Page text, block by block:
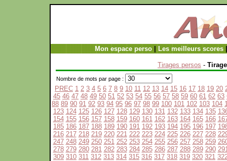
Mon espace perso| Les meilleurs scores
Tirages persos -
Nombre de mots par page :
PREC 1 2 3 4 5 6 7 8 9 10 11 12 13 14 15 16 17 18 19 20
45 46 47 48 49 50 51 52 53 54 55 56 57 58 59 60 61 62 63
88 89 90 91 92 93 94 95 96 97 98 99 100 101 102 103 104
123 124 125 126 127 128 129 130 131 132 133 134 135
154 155 156 157 158 159 160 161 162 163 164 165 166
185 186 187 188 189 190 191 192 193 194 195 196 197
216 217 218 219 220 221 222 223 224 225 226 227 228
247 248 249 250 251 252 253 254 255 256 257 258 259
278 279 280 281 282 283 284 285 286 287 288 289 290
309 310 311 312 313 314 315 316 317 318 319 320 321